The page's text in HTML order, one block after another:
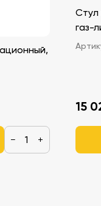
− +
газ-
15